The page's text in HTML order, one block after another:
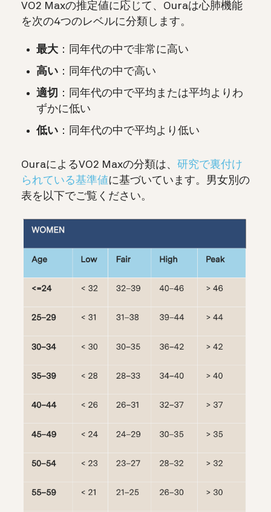
VO2 Maxの推定値に応じて、Ouraは心肺機能
を次の4つのレベルに分類します。
最大 ：同年代の中で非常に高い
高い ：同年代の中で高い
適切
：同年代の中で平均または平均よりわ
ずかに低い
低い ：同年代の中で平均より低い
OuraによるVO2 Maxの分類は、 研究で裏付け
られている基準値に基づいています。男女別の
表を以下でご覧ください。